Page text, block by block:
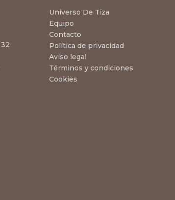
Universo De Tiza
Equipo
Contacto
Política de privacidad
Aviso legal
Términos y condiciones
Cookies